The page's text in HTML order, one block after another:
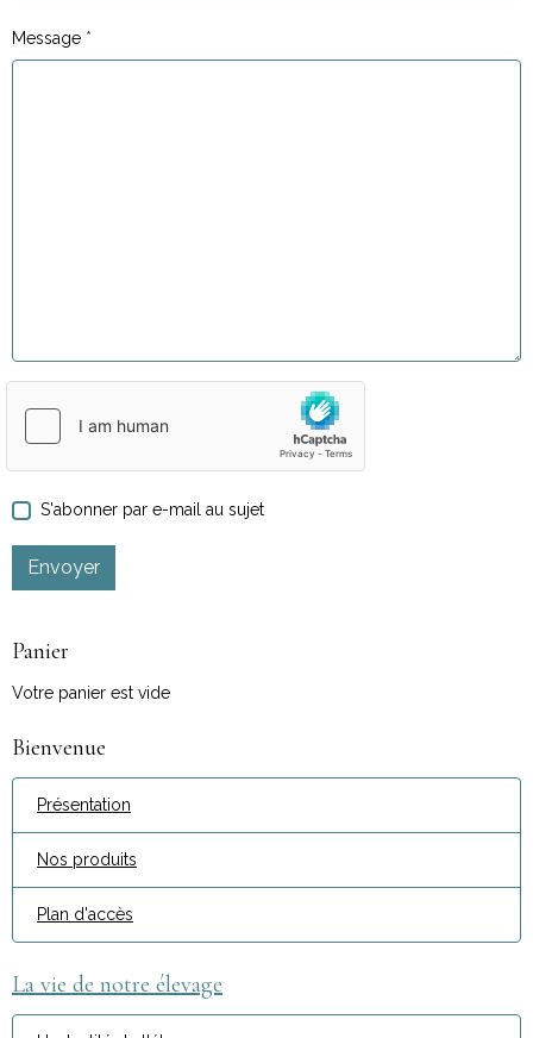
Message
S'abonner par e-mail au sujet
Envoyer
Panier
Votre panier est vide
Bienvenue
Présentation
Nos produits
Plan d'accès
La vie de notre élevage